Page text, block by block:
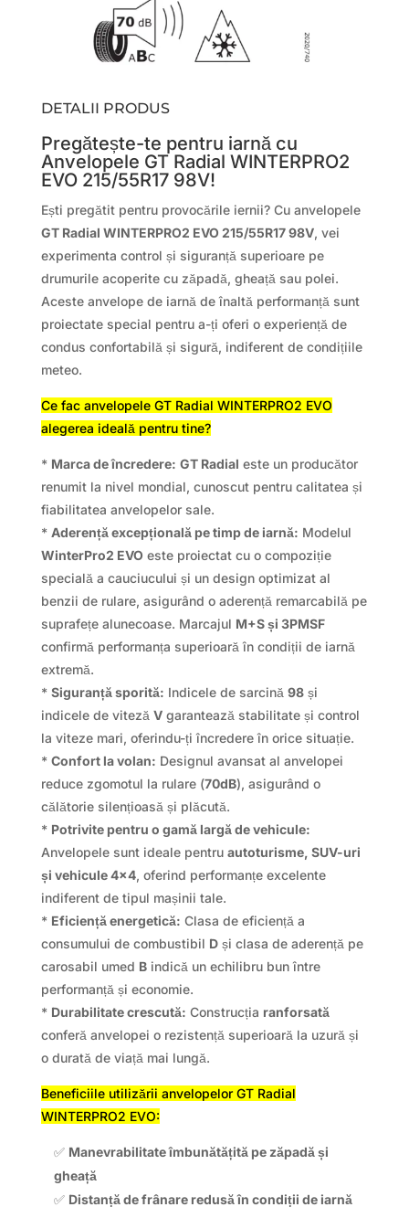
DETALII PRODUS
Pregătește-te pentru iarnă cu
Anvelopele GT Radial WINTERPRO2
EVO 215/55R17 98V!
Ești pregătit pentru provocările iernii? Cu anvelopele
GT Radial WINTERPRO2 EVO 215/55R17 98V, vei
experimenta control și siguranță superioare pe
drumurile acoperite cu zăpadă, gheață sau polei.
Aceste anvelope de iarnă de înaltă performanță sunt
proiectate special pentru a-ți oferi o experiență de
condus confortabilă și sigură, indiferent de condițiile
meteo.
Ce fac anvelopele GT Radial WINTERPRO2 EVO
alegerea ideală pentru tine?
* Marca de încredere: GT Radial este un producător
renumit la nivel mondial, cunoscut pentru calitatea și
fiabilitatea anvelopelor sale.
* Aderență excepțională pe timp de iarnă: Modelul
WinterPro2 EVO este proiectat cu o compoziție
specială a cauciucului și un design optimizat al
benzii de rulare, asigurând o aderență remarcabilă pe
suprafețe alunecoase. Marcajul M+S și 3PMSF
confirmă performanța superioară în condiții de iarnă
extremă.
* Siguranță sporită: Indicele de sarcină 98și
indicele de viteză Vgarantează stabilitate și control
la viteze mari, oferindu-ți încredere în orice situație.
* Confort la volan: Designul avansat al anvelopei
reduce zgomotul la rulare (70dB), asigurând o
călătorie silențioasă și plăcută.
* Potrivite pentru o gamă largă de vehicule:
Anvelopele sunt ideale pentru autoturisme, SUV-uri
și vehicule 4×4, oferind performanțe excelente
indiferent de tipul mașinii tale.
* Eficiență energetică: Clasa de eficiență a
consumului de combustibil Dși clasa de aderență pe
carosabil umed Bindică un echilibru bun între
performanță și economie.
* Durabilitate crescută: Construcția ranforsată
conferă anvelopei o rezistență superioară la uzură și
o durată de viață mai lungă.
Beneficiile utilizării anvelopelor GT Radial
WINTERPRO2 EVO:
✅ Manevrabilitate îmbunătățită pe zăpadă și
gheață
✅ Distanță de frânare redusă în condiții de iarnă